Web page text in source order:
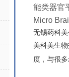
能类器官
Micro
无锡药科
美科美生
度，与很多